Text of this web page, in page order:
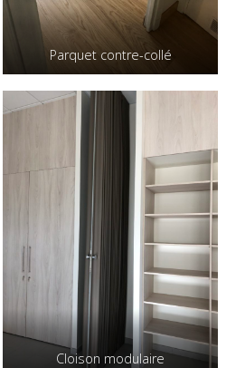
Parquet contre-collé
Cloison modulaire